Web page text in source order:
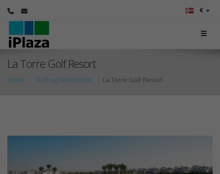
€
La Torre Golf Resort
Home Golf og feriesteder La Torre Golf Resort